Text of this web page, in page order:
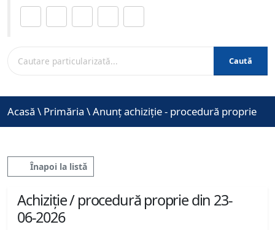
Caută
Acasă \ Primăria \Anunț achiziție - procedură proprie
Înapoi la listă
Achiziție / procedură proprie din 23-
06-2026